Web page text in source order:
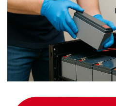
DESEOS